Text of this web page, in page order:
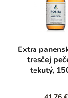
Pre
akých
medzi vajcami
klietkach a aké
Extra
tresčej
tekutý,